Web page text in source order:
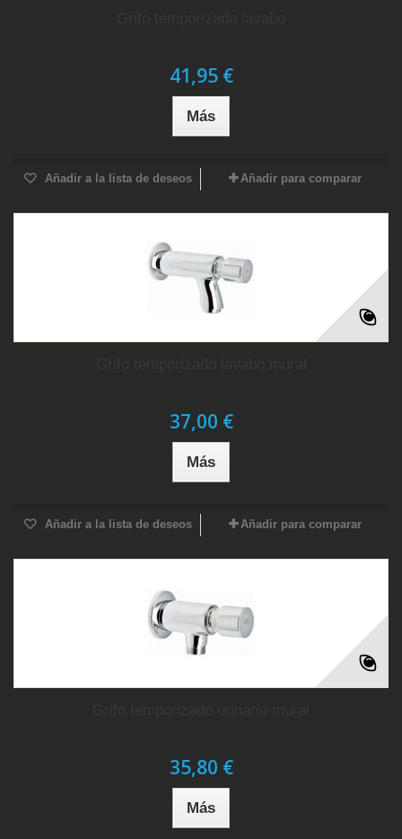
41,95 €
Más
Añadir a la lista de deseos Añadir para comparar
37,00 €
Más
Añadir a la lista de deseos Añadir para comparar
35,80 €
Más